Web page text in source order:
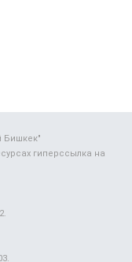
Бишкек"
гиперссылка на